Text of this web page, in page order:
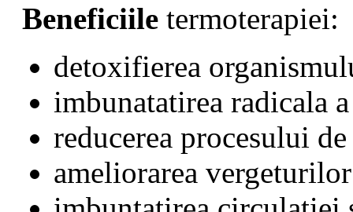
Beneficiile termoterapiei:
detoxifierea
imbunatatirea radicala
reducerea procesului
ameliorarea vergeturilor